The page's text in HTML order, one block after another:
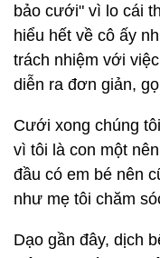
bảo cưới" vì lo cái
hiểu hết về cô ấy
trách nhiệm với
diễn ra đơn giản,
Cưới xong chúng
vì tôi là con một
đầu có em bé nên
như mẹ tôi chăm
Dạo gần đây, dịch